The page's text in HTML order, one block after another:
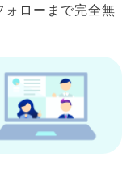
ローまで完全無